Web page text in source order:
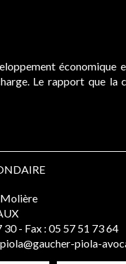
économique
Le rapport que la
Molière
30 - Fax : 05 57 51 73 64
piola-